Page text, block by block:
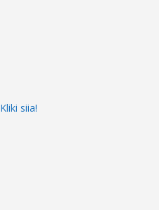
Kliki siia!